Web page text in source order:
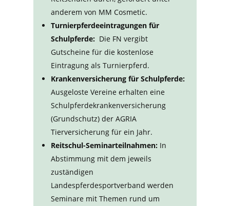
anderem von MM Cosmetic.
Turnierpferdeeintragungen für
Schulpferde: Die FN vergibt
Gutscheine für die kostenlose
Eintragung als Turnierpferd.
Krankenversicherung für Schulpferde:
Ausgeloste Vereine erhalten eine
Schulpferdekrankenversicherung
(Grundschutz) der AGRIA
Tierversicherung für ein Jahr.
Reitschul-Seminarteilnahmen: In
Abstimmung mit dem jeweils
zuständigen
Landespferdesportverband werden
Seminare mit Themen rund um